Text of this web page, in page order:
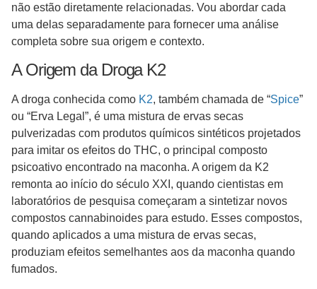
não estão diretamente relacionadas. Vou abordar cada
uma delas separadamente para fornecer uma análise
completa sobre sua origem e contexto.
A Origem da Droga K2
A droga conhecida como K2, também chamada de “Spice”
ou “Erva Legal”, é uma mistura de ervas secas
pulverizadas com produtos químicos sintéticos projetados
para imitar os efeitos do THC, o principal composto
psicoativo encontrado na maconha. A origem da K2
remonta ao início do século XXI, quando cientistas em
laboratórios de pesquisa começaram a sintetizar novos
compostos cannabinoides para estudo. Esses compostos,
quando aplicados a uma mistura de ervas secas,
produziam efeitos semelhantes aos da maconha quando
fumados.